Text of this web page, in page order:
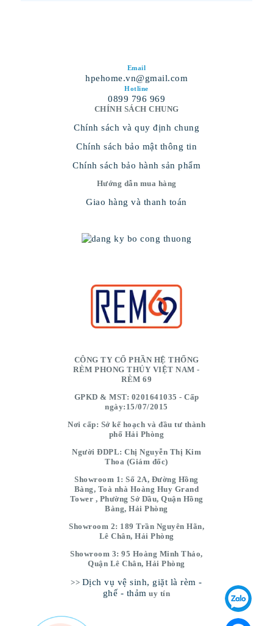
Email
hpehome.vn@gmail.com
Hotline
0899 796 969
CHÍNH SÁCH CHUNG
Chính sách và quy định chung
Chính sách bảo mật thông tin
Chính sách bảo hành sản phẩm
Hướng dẫn mua hàng
Giao hàng và thanh toán
CÔNG TY CỔ PHẦN HỆ THỐNG
RÈM PHONG THỦY VIỆT NAM -
RÈM 69
GPKD & MST: 0201641035 - Cấp
ngày:15/07/2015
Nơi cấp: Sở kế hoạch và đầu tư thành
phố Hải Phòng
Người ĐDPL: Chị Nguyễn Thị Kim
Thoa (Giám đốc)
Showroom 1: Số 2A, Đường Hồng
Bàng, Toà nhà Hoàng Huy Grand
Tower , Phường Sở Dầu, Quận Hồng
Bàng, Hải Phòng
Showroom 2: 189 Trần Nguyên Hãn,
Lê Chân, Hải Phòng
Showroom 3: 95 Hoàng Minh Thảo,
Quận Lê Chân, Hải Phòng
>> Dịch vụ vệ sinh, giặt là rèm -
ghế - thảm uy tín